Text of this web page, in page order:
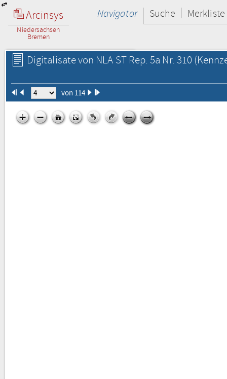
Arcinsys
Niedersachsen
Bremen
Navigator Suche Merkliste
Digitalisate von NLA ST Rep. 5a Nr. 310
von 114